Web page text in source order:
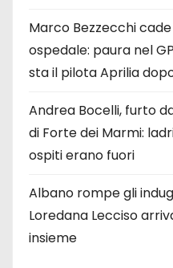
Marco Bezzecchi
ospedale: paura nel
sta il pilota Aprilia
Andrea Bocelli, furto
di Forte dei Marmi:
ospiti erano fuori
Albano rompe gli
Loredana Lecciso
insieme